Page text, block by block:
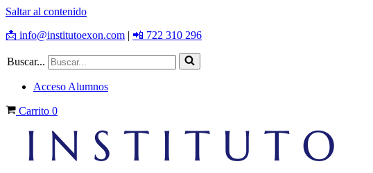
Saltar al contenido
📩 info@institutoexon.com | 📲 722 310 296
Buscar...
Acceso Alumnos
Carrito 0